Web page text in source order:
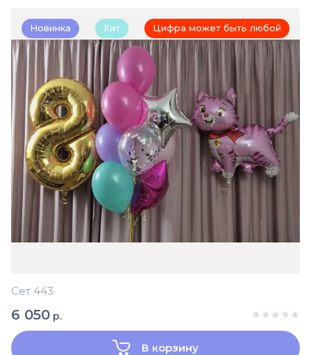
Новинка Хит Цифра может быть любой
Сет 443
6 050 р.
В корзину